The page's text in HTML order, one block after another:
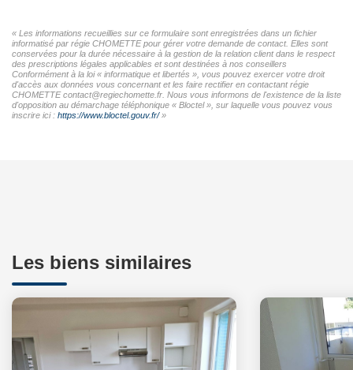
« Les informations recueillies sur ce formulaire sont enregistrées dans un fichier
informatisé par régie CHOMETTE pour gérer votre demande de contact. Elles sont
conservées pour la durée nécessaire à la gestion de la relation client dans le respect
des prescriptions légales applicables et sont destinées à nos conseillers
Conformément à la loi « informatique et libertés », vous pouvez exercer votre droit
d'accès aux données vous concernant et les faire rectifier en contactant régie
CHOMETTE contact@regiechomette.fr. Nous vous informons de l'existence de la liste
d'opposition au démarchage téléphonique « Bloctel », sur laquelle vous pouvez vous
inscrire ici : https://www.bloctel.gouv.fr/»
Les biens similaires